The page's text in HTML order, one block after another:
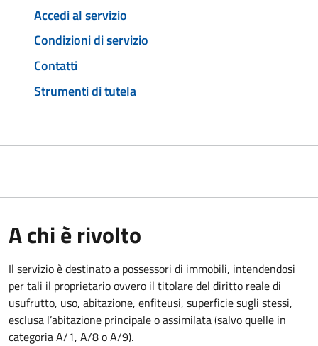
Accedi al servizio
Condizioni di servizio
Contatti
Strumenti di tutela
A chi è rivolto
Il servizio è destinato a possessori di immobili, intendendosi
per tali il proprietario ovvero il titolare del diritto reale di
usufrutto, uso, abitazione, enfiteusi, superficie sugli stessi,
esclusa l’abitazione principale o assimilata (salvo quelle in
categoria A/1, A/8 o A/9).